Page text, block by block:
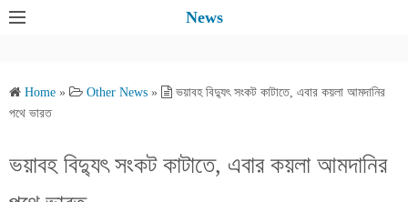
News
Home » Other News »
ভয়াবহ বিদ্যুৎ সংকট কাটাতে, এবার কয়লা আমদানির
পথে ভারত
ভয়াবহ বিদ্যুৎ সংকট কাটাতে, এবার কয়লা আমদানির